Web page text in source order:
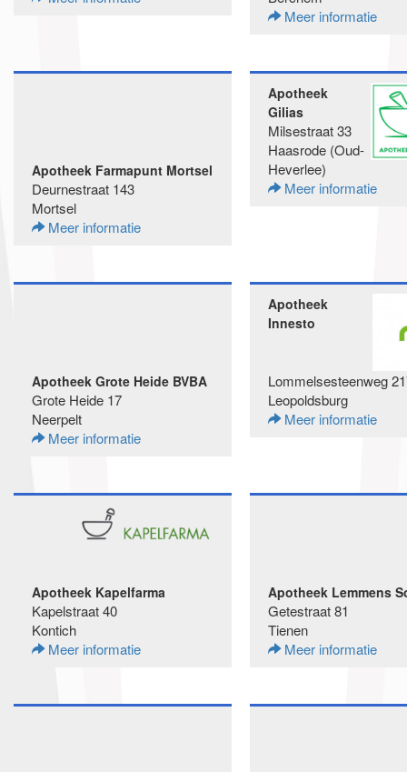
Meer informatie
Apotheek Farmapunt Mortsel
Deurnestraat 143
Mortsel
Meer informatie
Apotheek
Gilias
Milsestraat 33
Haasrode (Oud-
Heverlee)
Meer informatie
Apotheek Grote Heide BVBA
Grote Heide 17
Neerpelt
Meer informatie
Apotheek
Innesto
Lommelsesteenweg
Leopoldsburg
Meer informatie
Apotheek Kapelfarma
Kapelstraat 40
Kontich
Meer informatie
Apotheek Lemmens
Getestraat 81
Tienen
Meer informatie